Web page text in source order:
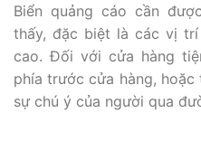
Biển quảng cáo cần
thấy, đặc biệt là các vị
cao. Đối với cửa hàng
phía trước cửa hàng,
sự chú ý của người qua